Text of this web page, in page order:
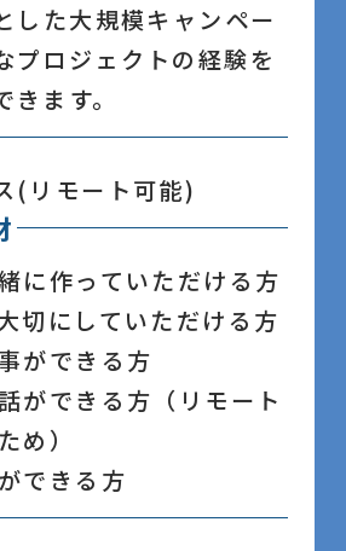
した大規模キャンペー
プロジェクトの経験を
ます。
(リモート可能)
に作っていただける方
切にしていただける方
ができる方
ができる方（リモート
め）
できる方